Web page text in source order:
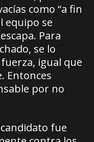
como “a fin
equipo se
Para
se lo
igual que
Entonces
por no
fue